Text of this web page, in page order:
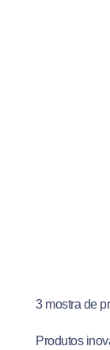
3 mostra de
Produtos